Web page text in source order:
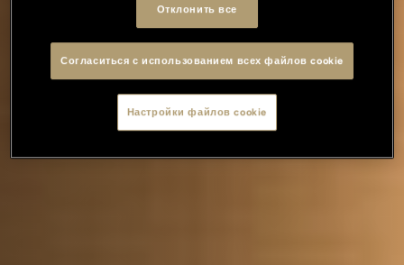
Отклонить все
Согласиться с использованием всех файлов cookie
Настройки файлов cookie